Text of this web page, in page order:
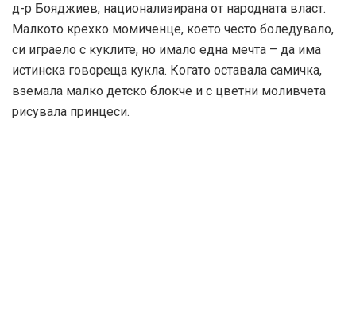
д-р Бояджиев, национализирана от народната власт.
Малкото крехко момиченце, което често боледувало,
си играело с куклите, но имало една мечта – да има
истинска говореща кукла. Когато оставала самичка,
вземала малко детско блокче и с цветни моливчета
рисувала принцеси.